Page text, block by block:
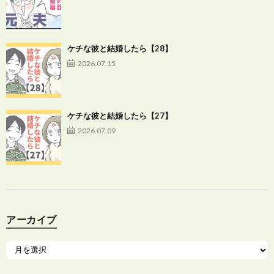
ケチな彼と結婚したら【28】
2026.07.15
ケチな彼と結婚したら【27】
2026.07.09
アーカイブ